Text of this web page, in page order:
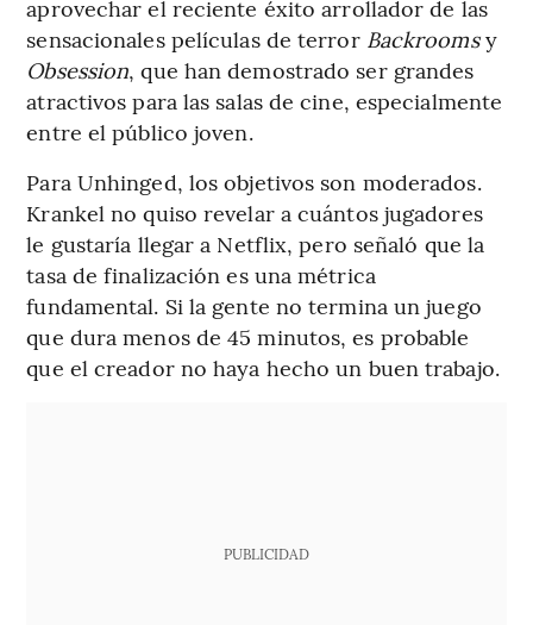
aprovechar el reciente éxito arrollador de las
sensacionales películas de terror Backroomsy
Obsession, que han demostrado ser grandes
atractivos para las salas de cine, especialmente
entre el público joven.
Para Unhinged, los objetivos son moderados.
Krankel no quiso revelar a cuántos jugadores
le gustaría llegar a Netflix, pero señaló que la
tasa de finalización es una métrica
fundamental. Si la gente no termina un juego
que dura menos de 45 minutos, es probable
que el creador no haya hecho un buen trabajo.
PUBLICIDAD